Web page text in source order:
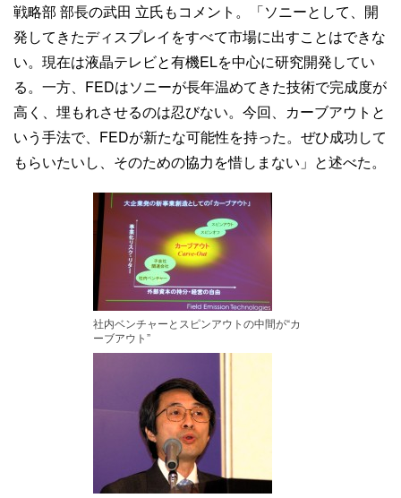
戦略部 部長の武田 立氏もコメント。「ソニーとして、開
発してきたディスプレイをすべて市場に出すことはできな
い。現在は液晶テレビと有機ELを中心に研究開発してい
る。一方、FEDはソニーが長年温めてきた技術で完成度が
高く、埋もれさせるのは忍びない。今回、カーブアウトと
いう手法で、FEDが新たな可能性を持った。ぜひ成功して
もらいたいし、そのための協力を惜しまない」と述べた。
社内ベンチャーとスピンアウトの中間が“カ
ーブアウト”